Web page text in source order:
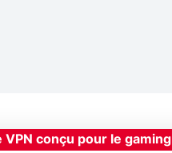
VPN conçu pour le gaming